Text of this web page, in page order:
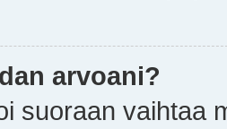
arvoani?
suoraan vaihtaa